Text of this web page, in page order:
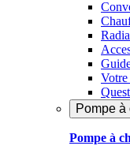
Votre
Pompe à
Pompe à